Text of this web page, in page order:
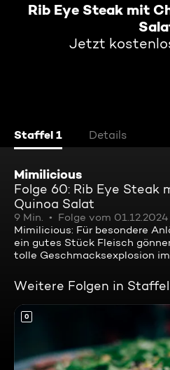
Rib Eye Steak mit
Jetzt
Staffel 1 Details
Mimilicious
Folge 60: Rib Eye Steak
Quinoa Salat
9 Min.
Folge vom 01.12.2024
Mimilicious: Für besondere
ein gutes Stück Fleisch
tolle Geschmacksexplosion
Weitere Folgen in Staffel
0